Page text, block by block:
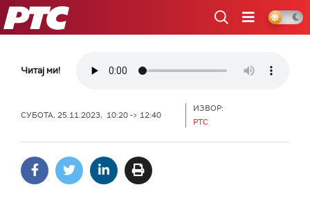
РТС
Читај ми!
СУБОТА, 25.11.2023, 10:20 -> 12:40
ИЗВОР:
РТС